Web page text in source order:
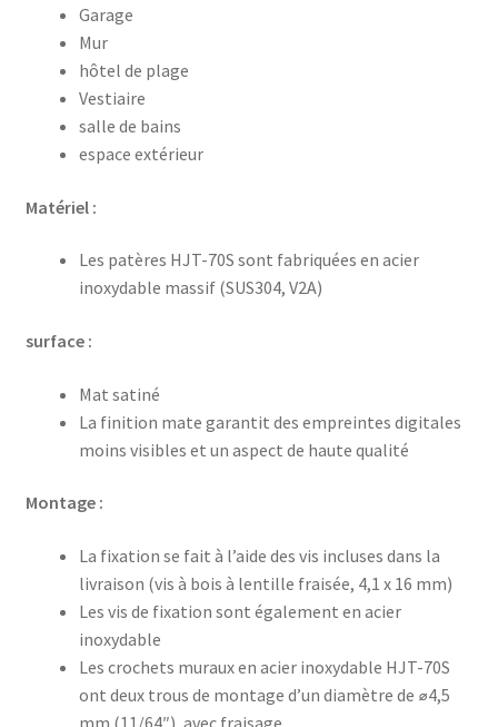
Garage
Mur
hôtel de plage
Vestiaire
salle de bains
espace extérieur
Matériel :
Les patères HJT-70S sont fabriquées en acier
inoxydable massif (SUS304, V2A)
surface :
Mat satiné
La finition mate garantit des empreintes digitales
moins visibles et un aspect de haute qualité
Montage :
La fixation se fait à l’aide des vis incluses dans la
livraison (vis à bois à lentille fraisée, 4,1 x 16 mm)
Les vis de fixation sont également en acier
inoxydable
Les crochets muraux en acier inoxydable HJT-70S
ont deux trous de montage d’un diamètre de ⌀4,5
mm (11/64″), avec fraisage